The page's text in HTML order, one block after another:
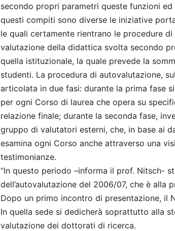
secondo propri parametri queste funzioni
questi compiti sono diverse le iniziative
le quali certamente rientrano le procedure
valutazione della didattica svolta secondo
quella istituzionale, la quale prevede la
studenti. La procedura di autovalutazione,
articolata in due fasi: durante la prima fase
per ogni Corso di laurea che opera su
relazione finale; durante la seconda fase,
gruppo di valutatori esterni, che, in base ai
esamina ogni Corso anche attraverso una
testimonianze.
“In questo periodo –informa il prof. Nitsch-
dell’autovalutazione del 2006/07, che è alla
Dopo un primo incontro di presentazione, il
In quella sede si dedicherà soprattutto alla
valutazione dei dottorati di ricerca.